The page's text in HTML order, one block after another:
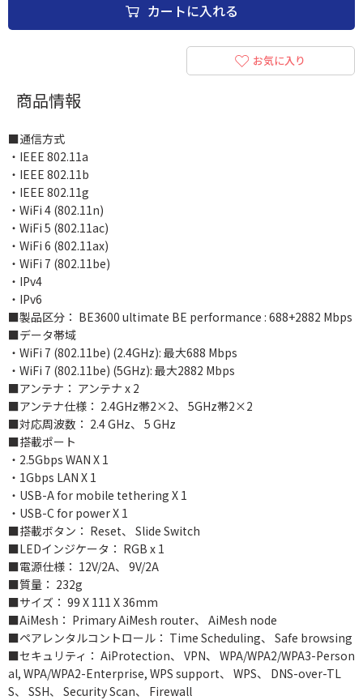
カートに入れる
お気に入り
商品情報
■通信方式
・IEEE 802.11a
・IEEE 802.11b
・IEEE 802.11g
・WiFi 4 (802.11n)
・WiFi 5 (802.11ac)
・WiFi 6 (802.11ax)
・WiFi 7 (802.11be)
・IPv4
・IPv6
■製品区分： BE3600 ultimate BE performance : 688+2882 Mbps
■データ帯域
・WiFi 7 (802.11be) (2.4GHz): 最大688 Mbps
・WiFi 7 (802.11be) (5GHz): 最大2882 Mbps
■アンテナ： アンテナ x 2
■アンテナ仕様： 2.4GHz帯2×2、 5GHz帯2×2
■対応周波数： 2.4 GHz、 5 GHz
■搭載ポート
・2.5Gbps WAN X 1
・1Gbps LAN X 1
・USB-A for mobile tethering X 1
・USB-C for power X 1
■搭載ボタン： Reset、 Slide Switch
■LEDインジケータ： RGB x 1
■電源仕様： 12V/2A、 9V/2A
■質量： 232g
■サイズ： 99 X 111 X 36mm
■AiMesh： Primary AiMesh router、 AiMesh node
■ペアレンタルコントロール： Time Scheduling、 Safe browsing
■セキュリティ： AiProtection、 VPN、 WPA/WPA2/WPA3-Person
al, WPA/WPA2-Enterprise, WPS support、 WPS、 DNS-over-TL
S、 SSH、 Security Scan、 Firewall